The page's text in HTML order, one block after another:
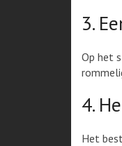
3.
Op het
4.
Het